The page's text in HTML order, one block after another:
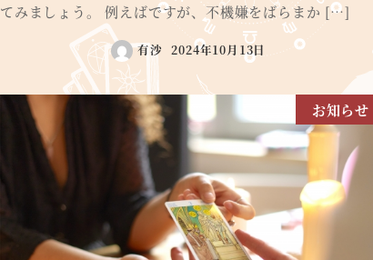
てみましょう。 例えばですが、不機嫌をばらまか […]
有沙 2024年10月13日
お知らせ